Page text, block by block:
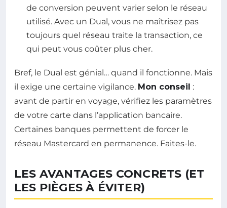
de conversion peuvent varier selon le réseau
utilisé. Avec un Dual, vous ne maîtrisez pas
toujours quel réseau traite la transaction, ce
qui peut vous coûter plus cher.
Bref, le Dual est génial… quand il fonctionne. Mais
il exige une certaine vigilance. Mon conseil :
avant de partir en voyage, vérifiez les paramètres
de votre carte dans l’application bancaire.
Certaines banques permettent de forcer le
réseau Mastercard en permanence. Faites-le.
LES AVANTAGES CONCRETS (ET
LES PIÈGES À ÉVITER)